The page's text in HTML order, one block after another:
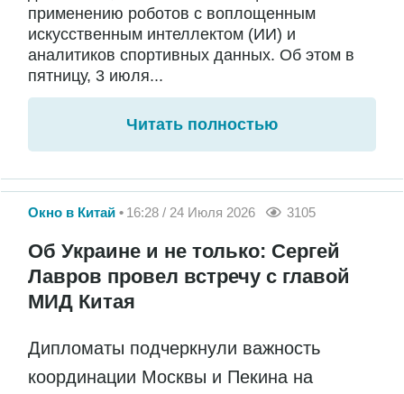
применению роботов с воплощенным
искусственным интеллектом (ИИ) и
аналитиков спортивных данных. Об этом в
пятницу, 3 июля...
Читать полностью
Окно в Китай 16:28 / 24 Июля 2026 3105
Об Украине и не только: Сергей
Лавров провел встречу с главой
МИД Китая
Дипломаты подчеркнули важность
координации Москвы и Пекина на